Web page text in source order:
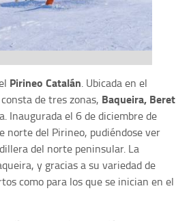
Pirineo Catalán. Ubicada en el
de tres zonas, Baqueira, Beret
Inaugurada el 6 de diciembre de
norte del Pirineo, pudiéndose ver
del norte peninsular. La
y gracias a su variedad de
como para los que se inician en el